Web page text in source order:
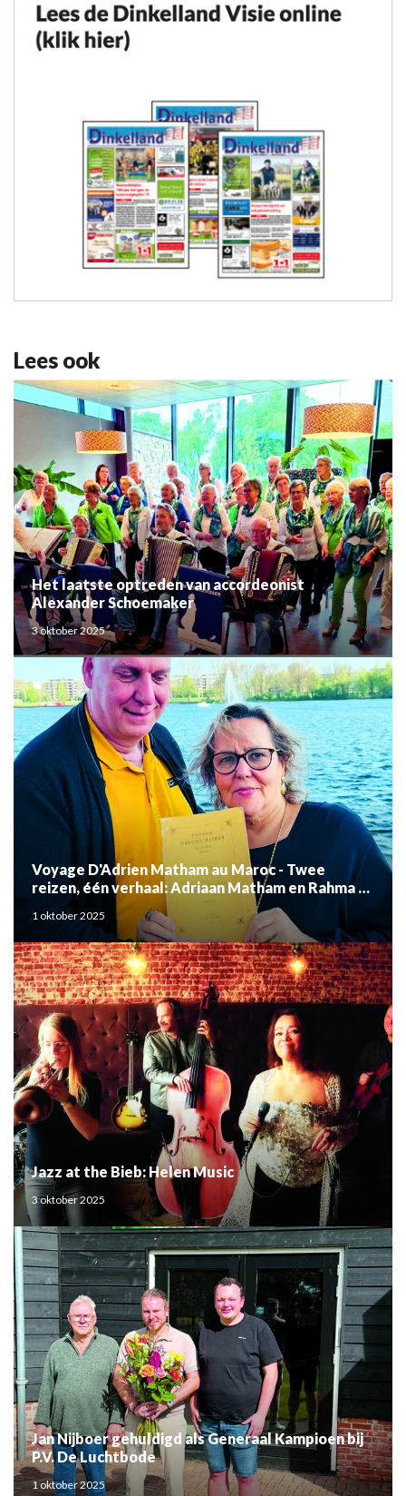
Lees ook
Het laatste optreden van accordeonist
Alexander Schoemaker
3 oktober 2025
Voyage D'Adrien Matham au Maroc - Twee
reizen, één verhaal: Adriaan Matham en Rahma el
Mouden
1 oktober 2025
Jazz at the Bieb: Helen Music
3 oktober 2025
Jan Nijboer gehuldigd als Generaal Kampioen bij
P.V. De Luchtbode
1 oktober 2025